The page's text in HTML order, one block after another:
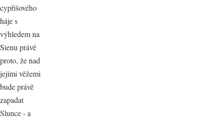
cypřišového
háje s
výhledem na
Sienu právě
proto, že nad
jejími věžemi
bude právě
zapadat
Slunce - a